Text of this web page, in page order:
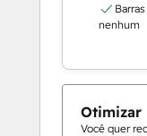
nenhum
Otimizar
Você quer